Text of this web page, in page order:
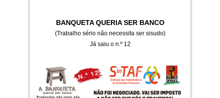
BANQUETA QUERIA SER BANCO
(Trabalho sério não necessita ser sisudo)
Já saiu o n.º 12